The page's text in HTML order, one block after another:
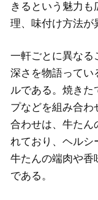
きるという魅力
理、味付け方法が
一軒ごとに異なる
深さを物語ってい
ルである。焼き
プなどを組み合
合わせは、牛たん
れており、ヘルシ
牛たんの端肉や香
である。